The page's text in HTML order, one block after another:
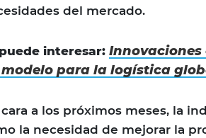
del mercado.
interesar:
para la logística
cara a los próximos meses, la
la necesidad de mejorar la